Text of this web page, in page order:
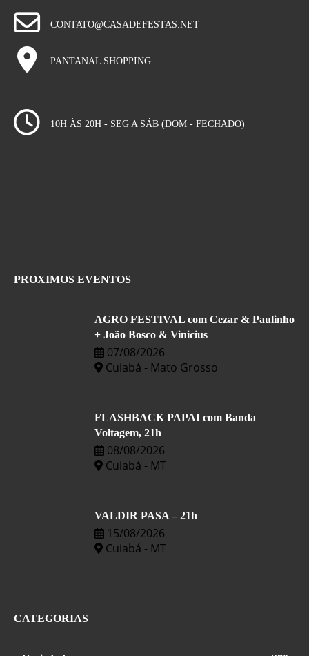
CONTATO@CASADEFESTAS.NET
PANTANAL SHOPPING
10H ÀS 20H - SEG A SÁB (DOM - FECHADO)
PROXIMOS EVENTOS
AGRO FESTIVAL com Cezar & Paulinho
+ João Bosco & Vinicius
07/08/2026
Cuiabá - Mato Grosso
FLASHBACK PAPAI com Banda
Voltagem, 21h
08/08/2026
Cuiabá - MT
VALDIR PASA – 21h
15/08/2026
Cuiabá - MT
CATEGORIAS